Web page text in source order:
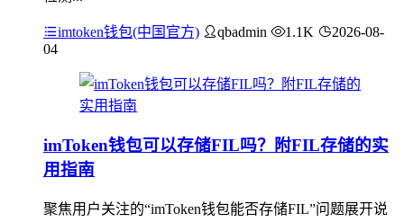
imtoken钱包(中国官方) qbadmin 1.1K
2026-08-
04
imToken钱包可以存储FIL吗？附FIL存储的实
用指南
聚焦用户关注的“imToken钱包能否存储FIL”问题展开说